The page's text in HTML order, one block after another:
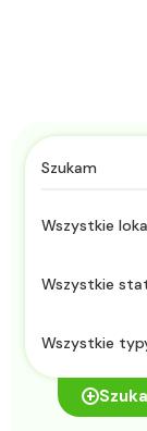
Wszystkie
Wszystkie
Wszystkie